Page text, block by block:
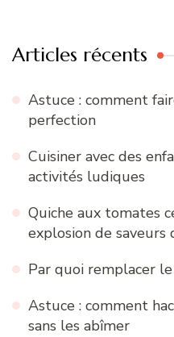
Articles récents
Astuce : comment
perfection
Cuisiner avec des
activités ludiques
Quiche aux tomates
explosion de saveurs
Par quoi remplacer
Astuce : comment
sans les abîmer